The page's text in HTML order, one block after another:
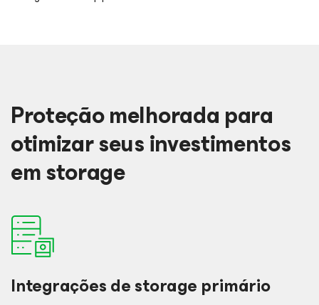
Proteção melhorada para
otimizar seus investimentos
em storage
Integrações de storage primário